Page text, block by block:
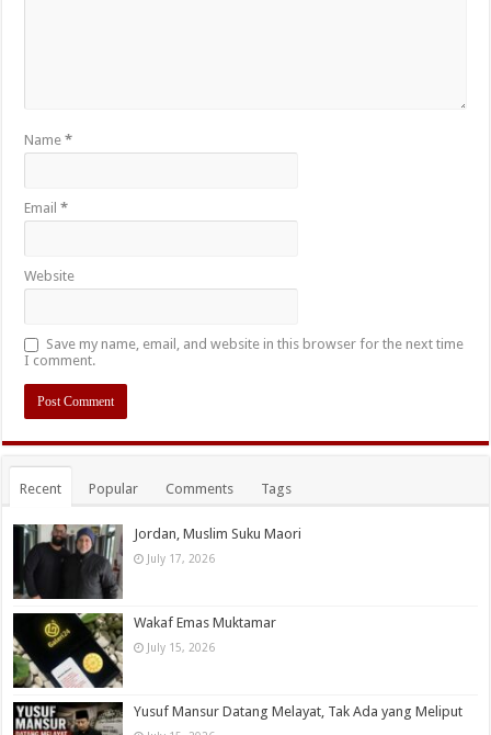
Name*
Email*
Website
Save my name, email, and website in this browser for the next time
I comment.
Recent Popular Comments Tags
Jordan, Muslim Suku Maori
July 17, 2026
Wakaf Emas Muktamar
July 15, 2026
Yusuf Mansur Datang Melayat, Tak Ada yang Meliput